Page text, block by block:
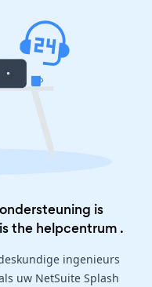
is
the helpcentrum .
ingenieurs
uw NetSuite Splash